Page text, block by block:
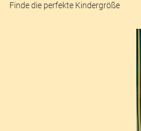
Finde die perfekte Kindergröße